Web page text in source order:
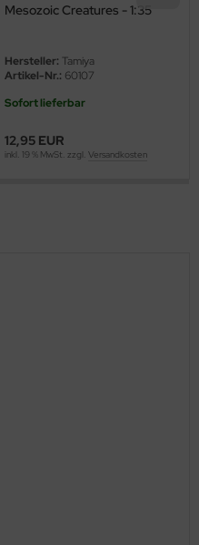
Mesozoic Creatures - 1:35
Hersteller: Tamiya
Artikel-Nr.: 60107
Sofort lieferbar
12,95 EUR
inkl. 19 % MwSt. zzgl. Versandkosten